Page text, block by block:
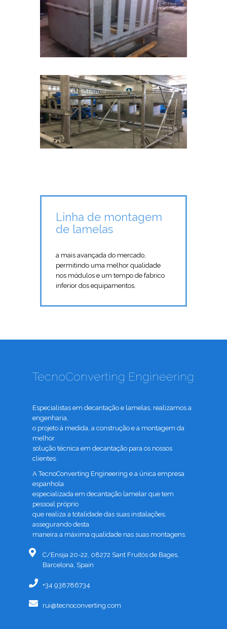
Linha de montagem
de lamelas
a mais avançada do mercado,
permitindo uma melhor qualidade
nos módulos e um tempo de fabrico
inferior dos equipamentos.
TecnoConverting Engineering
Especialistas em decantação e lamelas, realizamos a
engenharia,
o projeto á medida, a construção e a montagem da
melhor
solução técnica em decantação para os nossos
clientes.
A TecnoConverting Engineering e a única empresa
espanhola
especializada em decantação lamelar que tem
pessoal próprio
que realiza a totalidade das suas instalações,
assegurando desta
maneira a máxima qualidade nas suas montagens.
C/Ensija 20-22, 08272 Sant Fruitós de Bages,
Barcelona, Spain
+34 938786734
rui@tecnoconverting.com